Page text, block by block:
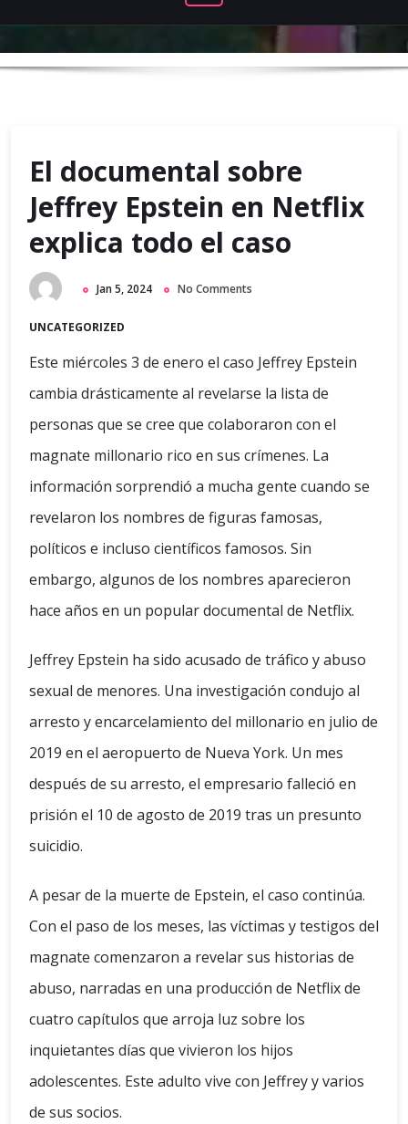
El documental sobre
Jeffrey Epstein en Netflix
explica todo el caso
Jan 5, 2024 No Comments
UNCATEGORIZED
Este miércoles 3 de enero el caso Jeffrey Epstein
cambia drásticamente al revelarse la lista de
personas que se cree que colaboraron con el
magnate millonario rico en sus crímenes. La
información sorprendió a mucha gente cuando se
revelaron los nombres de figuras famosas,
políticos e incluso científicos famosos. Sin
embargo, algunos de los nombres aparecieron
hace años en un popular documental de Netflix.
Jeffrey Epstein ha sido acusado de tráfico y abuso
sexual de menores. Una investigación condujo al
arresto y encarcelamiento del millonario en julio de
2019 en el aeropuerto de Nueva York. Un mes
después de su arresto, el empresario falleció en
prisión el 10 de agosto de 2019 tras un presunto
suicidio.
A pesar de la muerte de Epstein, el caso continúa.
Con el paso de los meses, las víctimas y testigos del
magnate comenzaron a revelar sus historias de
abuso, narradas en una producción de Netflix de
cuatro capítulos que arroja luz sobre los
inquietantes días que vivieron los hijos
adolescentes. Este adulto vive con Jeffrey y varios
de sus socios.